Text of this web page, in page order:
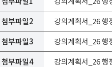
첨부파일2
강의계획서_26
첨부파일3
강의계획서_26
첨부파일4
강의계획서_26